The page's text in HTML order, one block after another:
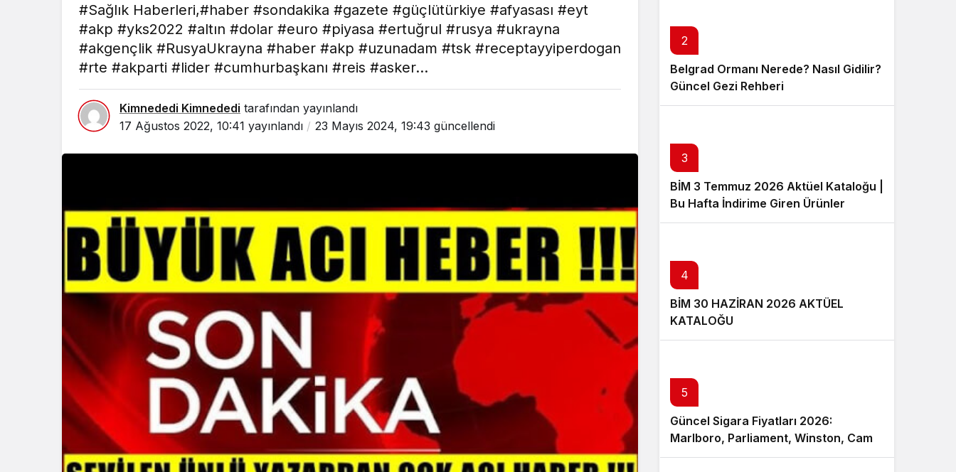
#Sağlık Haberleri,#haber #sondakika #gazete #güçlütürkiye #afyasası #eyt
#akp #yks2022 #altın #dolar #euro #piyasa #ertuğrul #rusya #ukrayna
#akgençlik #RusyaUkrayna #haber #akp #uzunadam #tsk #receptayyiperdogan
#rte #akparti #lider #cumhurbaşkanı #reis #asker…
Kimnededi Kimnededi tarafından yayınlandı
17 Ağustos 2022, 10:41 yayınlandı 23 Mayıs 2024, 19:43 güncellendi
2
Belgrad Ormanı Nerede? Nasıl Gidilir?
Güncel Gezi Rehberi
3
BİM 3 Temmuz 2026 Aktüel Kataloğu |
Bu Hafta İndirime Giren Ürünler
4
BİM 30 HAZİRAN 2026 AKTÜEL
KATALOĞU
5
Güncel Sigara Fiyatları 2026:
Marlboro, Parliament, Winston, Camel
ve Tüm Sigara Markalarının Zamlı